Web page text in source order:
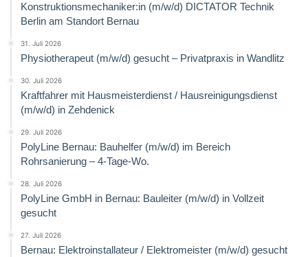
Konstruktionsmechaniker:in (m/w/d) DICTATOR Technik
Berlin am Standort Bernau
31. Juli 2026
Physiotherapeut (m/w/d) gesucht – Privatpraxis in Wandlitz
30. Juli 2026
Kraftfahrer mit Hausmeisterdienst / Hausreinigungsdienst
(m/w/d) in Zehdenick
29. Juli 2026
PolyLine Bernau: Bauhelfer (m/w/d) im Bereich
Rohrsanierung – 4-Tage-Wo.
28. Juli 2026
PolyLine GmbH in Bernau: Bauleiter (m/w/d) in Vollzeit
gesucht
27. Juli 2026
Bernau: Elektroinstallateur / Elektromeister (m/w/d) gesucht